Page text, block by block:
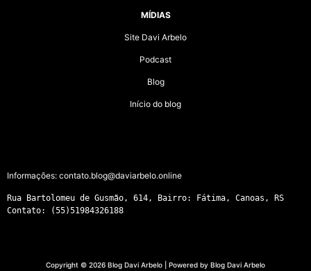
MÍDIAS
Site Davi Arbelo
Podcast
Blog
Início do blog
Informações: contato.blog@daviarbelo.online
Rua Bartolomeu de Gusmão, 614, Bairro: Fátima, Canoas, RS
Contato: (55)51984326188
Copyright © 2026 Blog Davi Arbelo | Powered by Blog Davi Arbelo